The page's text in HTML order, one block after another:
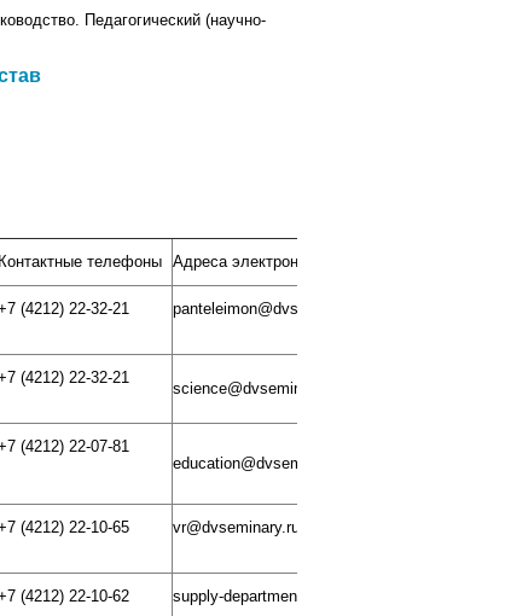
Педагогический (научно-
Контактные телефоны Адреса электронной почты
(4212) 22-32-21 panteleimon@dvseminary.ru
(4212) 22-32-21
science@dvseminary.ru
(4212) 22-07-81
education@dvseminary.ru
(4212) 22-10-65 vr@dvseminary.ru
(4212) 22-10-62 supply-department@dvseminary.ru